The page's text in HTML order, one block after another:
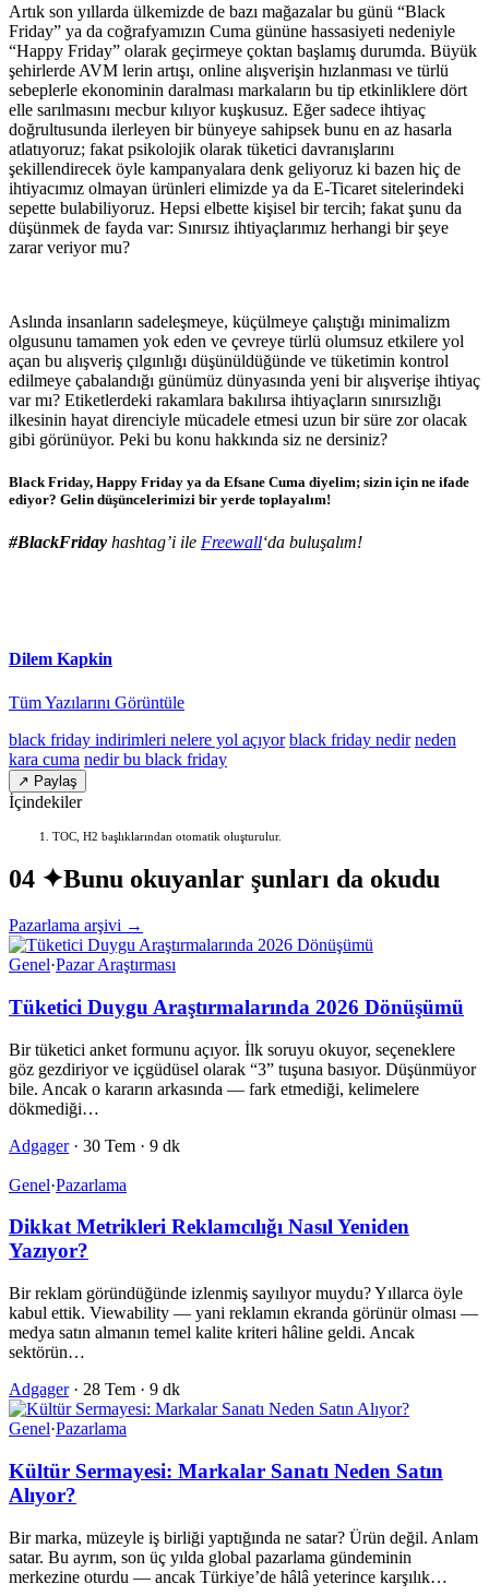
Artık son yıllarda ülkemizde de bazı mağazalar bu günü “Black
Friday” ya da coğrafyamızın Cuma gününe hassasiyeti nedeniyle
“Happy Friday” olarak geçirmeye çoktan başlamış durumda. Büyük
şehirlerde AVM lerin artışı, online alışverişin hızlanması ve türlü
sebeplerle ekonominin daralması markaların bu tip etkinliklere dört
elle sarılmasını mecbur kılıyor kuşkusuz. Eğer sadece ihtiyaç
doğrultusunda ilerleyen bir bünyeye sahipsek bunu en az hasarla
atlatıyoruz; fakat psikolojik olarak tüketici davranışlarını
şekillendirecek öyle kampanyalara denk geliyoruz ki bazen hiç de
ihtiyacımız olmayan ürünleri elimizde ya da E-Ticaret sitelerindeki
sepette bulabiliyoruz. Hepsi elbette kişisel bir tercih; fakat şunu da
düşünmek de fayda var: Sınırsız ihtiyaçlarımız herhangi bir şeye
zarar veriyor mu?
Aslında insanların sadeleşmeye, küçülmeye çalıştığı minimalizm
olgusunu tamamen yok eden ve çevreye türlü olumsuz etkilere yol
açan bu alışveriş çılgınlığı düşünüldüğünde ve tüketimin kontrol
edilmeye çabalandığı günümüz dünyasında yeni bir alışverişe ihtiyaç
var mı? Etiketlerdeki rakamlara bakılırsa ihtiyaçların sınırsızlığı
ilkesinin hayat direnciyle mücadele etmesi uzun bir süre zor olacak
gibi görünüyor. Peki bu konu hakkında siz ne dersiniz?
Black Friday, Happy Friday ya da Efsane Cuma diyelim; sizin için ne ifade
ediyor? Gelin düşüncelerimizi bir yerde toplayalım!
#BlackFriday hashtag’i ile Freewall‘da buluşalım!
Dilem Kapkin
Tüm Yazılarını Görüntüle
black friday indirimleri nelere yol açıyor black friday nedir neden
kara cuma nedir bu black friday
↗ Paylaş
İçindekiler
TOC, H2 başlıklarından otomatik oluşturulur.
04 ✦Bunu okuyanlar şunları da okudu
Pazarlama arşivi →
Genel·Pazar Araştırması
Tüketici Duygu Araştırmalarında 2026 Dönüşümü
Bir tüketici anket formunu açıyor. İlk soruyu okuyor, seçeneklere
göz gezdiriyor ve içgüdüsel olarak “3” tuşuna basıyor. Düşünmüyor
bile. Ancak o kararın arkasında — fark etmediği, kelimelere
dökmediği…
Adgager · 30 Tem · 9 dk
Genel·Pazarlama
Dikkat Metrikleri Reklamcılığı Nasıl Yeniden
Yazıyor?
Bir reklam göründüğünde izlenmiş sayılıyor muydu? Yıllarca öyle
kabul ettik. Viewability — yani reklamın ekranda görünür olması —
medya satın almanın temel kalite kriteri hâline geldi. Ancak
sektörün…
Adgager · 28 Tem · 9 dk
Genel·Pazarlama
Kültür Sermayesi: Markalar Sanatı Neden Satın
Alıyor?
Bir marka, müzeyle iş birliği yaptığında ne satar? Ürün değil. Anlam
satar. Bu ayrım, son üç yılda global pazarlama gündeminin
merkezine oturdu — ancak Türkiye’de hâlâ yeterince karşılık…